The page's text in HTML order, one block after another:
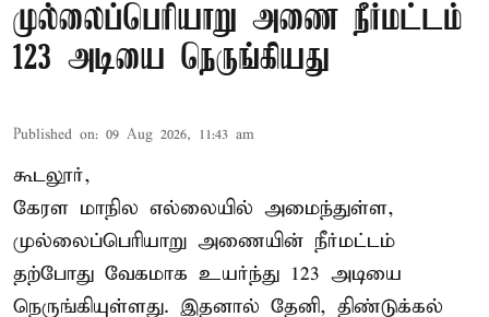
முல்லைப்பெரியாறு அணை நீர்மட்டம்
123 அடியை நெருங்கியது
Published on: 09 Aug 2026, 11:43 am
கூடலூர்,
கேரள மாநில எல்லையில் அமைந்துள்ள,
முல்லைப்பெரியாறு அணையின் நீர்மட்டம்
தற்போது வேகமாக உயர்ந்து 123 அடியை
நெருங்கியுள்ளது. இதனால் தேனி, திண்டுக்கல்